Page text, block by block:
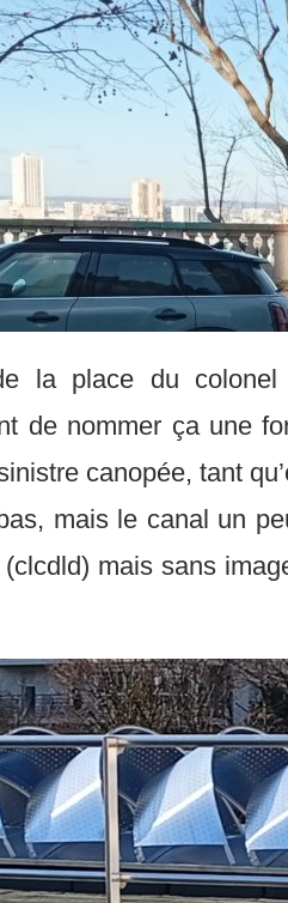
la place du
de nommer ça une
canopée, tant
mais le canal un
mais sans